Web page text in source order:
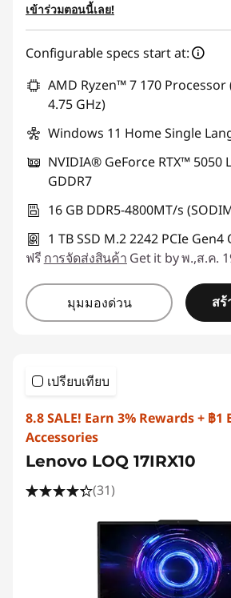
ใช้ eCoupon :
เข้าร่วมตอนนี้เลย!
Configurable specs start at:
AMD Ryzen™ 7 170 Processor
4.75 GHz)
Windows 11 Home Single
NVIDIA® GeForce RTX™ 5050
GDDR7
16 GB DDR5-4800MT/s
1 TB SSD M.2 2242 PCIe Gen4
ฟรี การจัดส่งสินค้า Get it by พ.,ส.ค.
มุมมองด่วน ส
เปรียบเทียบ
8.8 SALE! Earn 3% Rewards + ฿1
Accessories
Lenovo LOQ 17IRX10
(31)